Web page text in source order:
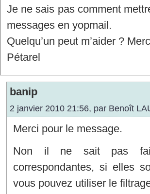
Je ne sais pas comment
messages en yopmail.
Quelqu’un peut m’aider ?
Pétarel
banip
2 janvier 2010 21:56, par Benoît
Merci pour le message.
Non il ne sait pas
correspondantes, si elles
vous pouvez utiliser le